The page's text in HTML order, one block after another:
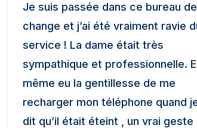
Je suis passée dans ce bureau de
change et j’ai été vraiment ravie
service ! La dame était très
sympathique et professionnelle.
même eu la gentillesse de me
recharger mon téléphone quand
dit qu’il était éteint , un vrai geste